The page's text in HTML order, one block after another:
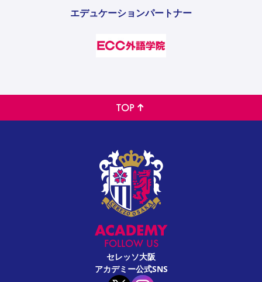
エデュケーションパートナー
TOP
FOLLOW US
セレッソ大阪
アカデミー公式SNS